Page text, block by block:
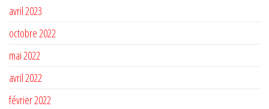
avril 2023
octobre 2022
mai 2022
avril 2022
février 2022